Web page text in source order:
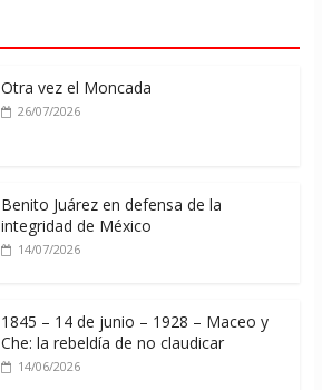
Otra vez el Moncada
26/07/2026
Benito Juárez en defensa de la
integridad de México
14/07/2026
1845 – 14 de junio – 1928 – Maceo y
Che: la rebeldía de no claudicar
14/06/2026